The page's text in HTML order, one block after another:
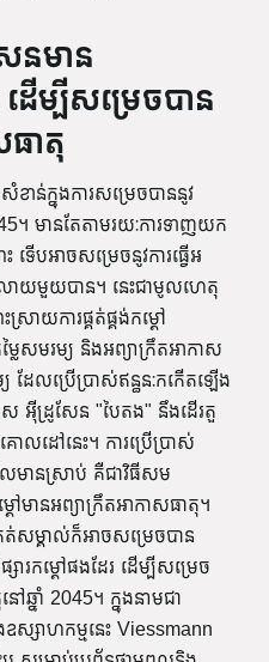
នមាន
ម្បីសម្រេចបាន
ាតុ
ខាន់ក្នុងការសម្រេចបាននូវ
។ មានតែតាមរយៈការទាញយក
ទើបអាចសម្រេចនូវការធ្វើអ
ាយមួយបាន។ នេះជាមូលហេតុ
យការផ្គត់ផ្គង់កម្ដៅ
ៃសមរម្យ និងអព្យាក្រឹតអាកាស
ែលប្រើប្រាស់ឥន្ធនៈកកើតឡើង
អ៊ីដ្រូសែន "បៃតង" នឹងដើរតួ
ោលដៅនេះ។ ការប្រើប្រាស់
មានស្រាប់ គឺជាវិធីសម
ដៅមានអព្យាក្រឹតអាកាសធាតុ។
ត់សម្គាល់ក៏អាចសម្រេចបាន
ារកម្ដៅផងដែរ ដើម្បីសម្រេច
ៅឆ្នាំ 2045។ ក្នុងនាមជា
ឧស្សាហកម្មនេះ Viessmann